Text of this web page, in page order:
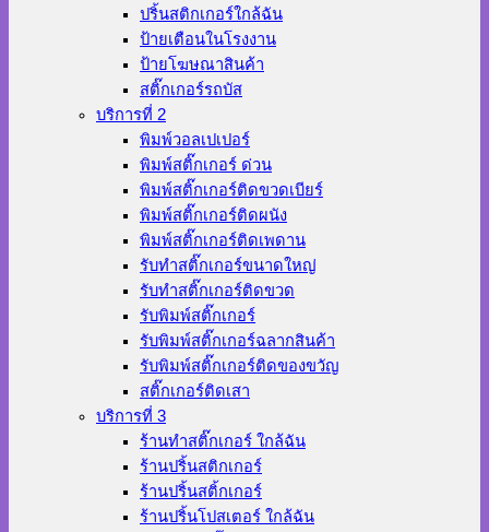
ปริ้นสติกเกอร์ใกล้ฉัน
ป้ายเตือนในโรงงาน
ป้ายโฆษณาสินค้า
สติ๊กเกอร์รถบัส
บริการที่ 2
พิมพ์วอลเปเปอร์
พิมพ์สติ๊กเกอร์ ด่วน
พิมพ์สติ๊กเกอร์ติดขวดเบียร์
พิมพ์สติ๊กเกอร์ติดผนัง
พิมพ์สติ๊กเกอร์ติดเพดาน
รับทำสติ๊กเกอร์ขนาดใหญ่
รับทำสติ๊กเกอร์ติดขวด
รับพิมพ์สติ๊กเกอร์
รับพิมพ์สติ๊กเกอร์ฉลากสินค้า
รับพิมพ์สติ๊กเกอร์ติดของขวัญ
สติ๊กเกอร์ติดเสา
บริการที่ 3
ร้านทําสติ๊กเกอร์ ใกล้ฉัน
ร้านปริ้นสติกเกอร์
ร้านปริ้นสติ้กเกอร์
ร้านปริ้นโปสเตอร์ ใกล้ฉัน